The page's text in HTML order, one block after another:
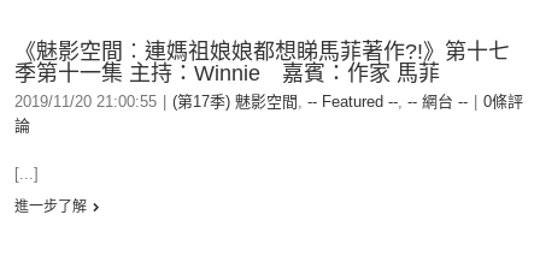
《魅影空間︰連媽祖娘娘都想睇馬菲著作?!》第十七
季第十一集 主持：Winnie 嘉賓：作家 馬菲
2019/11/20 21:00:55 (第17季) 魅影空間 , -- Featured --, -- 網台 --
0條評
論
[...]
進一步了解